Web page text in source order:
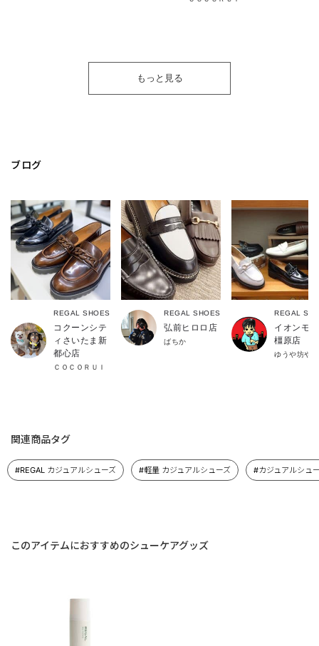
もっと見る
ブログ
REGAL SHOES
コクーンシテ
ィさいたま新
都心店
ＣＯＣＯＲＵＩ
REGAL SHOES
弘前ヒロロ店
ばちか
REGAL
イオンモ
橿原店
ゆうや坊や
関連商品タグ
#REGAL カジュアルシューズ #軽量 カジュアルシューズ #カジュアルシュ
このアイテムにおすすめのシューケアグッズ